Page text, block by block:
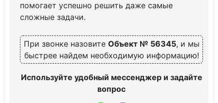
помогает успешно решить даже самые
сложные задачи.
При звонке назовите Объект № 56345, и мы
быстрее найдем необходимую информацию!
Используйте удобный мессенджер и задайте
вопрос